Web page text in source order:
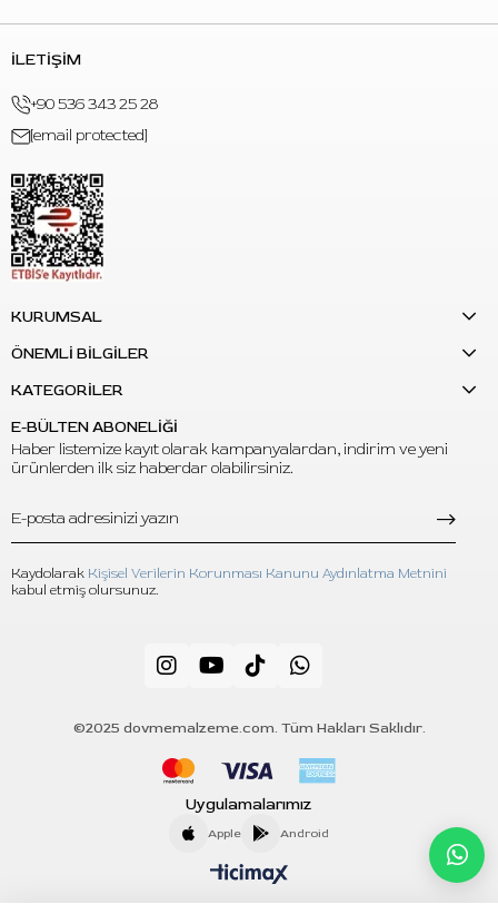
İLETİŞİM
+90 536 343 25 28
[email protected]
KURUMSAL
ÖNEMLİ BİLGİLER
KATEGORİLER
E-BÜLTEN ABONELİĞİ
Haber listemize kayıt olarak kampanyalardan, indirim ve yeni
ürünlerden ilk siz haberdar olabilirsiniz.
Kaydolarak Kişisel Verilerin Korunması Kanunu Aydınlatma Metnini
kabul etmiş olursunuz.
©2025 dovmemalzeme.com. Tüm Hakları Saklıdır.
Uygulamalarımız
Apple Android